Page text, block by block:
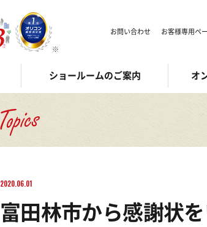
ショールームのご案内 オ
お問い合わせ お客様専用ペ
2020.06.01
富田林市から感謝状